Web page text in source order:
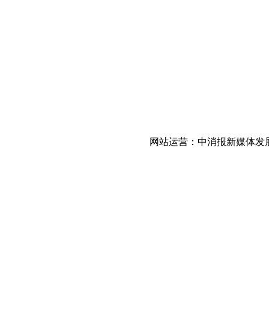
网站运营：中消报新媒体